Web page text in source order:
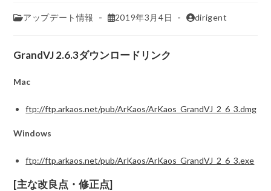
アップデート情報 2019年3月4日 dirigent
GrandVJ 2.6.3ダウンロードリンク
Mac
ftp://ftp.arkaos.net/pub/ArKaos/ArKaos_GrandVJ_2_6_3.dmg
Windows
ftp://ftp.arkaos.net/pub/ArKaos/ArKaos_GrandVJ_2_6_3.exe
[主な改良点・修正点]